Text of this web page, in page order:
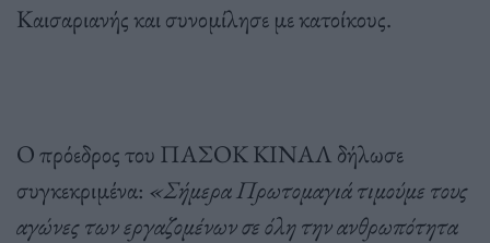
Καισαριανής και συνομίλησε με κατοίκους.
Ο πρόεδρος του ΠΑΣΟΚ ΚΙΝΑΛ δήλωσε
συγκεκριμένα: «Σήμερα Πρωτομαγιά τιμούμε τους
αγώνες των εργαζομένων σε όλη την ανθρωπότητα